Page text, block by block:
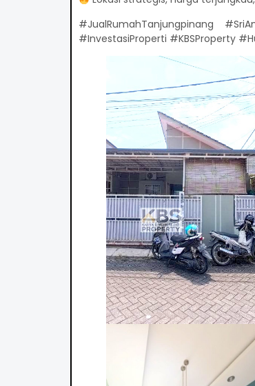
#JualRumahTanjungpinang
#InvestasiProperti #KBSProperty